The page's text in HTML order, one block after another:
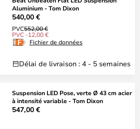
Aluminium - Tom Dixon
540,00 €
PVC552,00 €
PVC -12,00 €
Fichier de données
Délai de livraison : 4 - 5 semaines
Suspension LED Pose, verte Ø 43 cm acier
à intensité variable - Tom Dixon
547,00 €